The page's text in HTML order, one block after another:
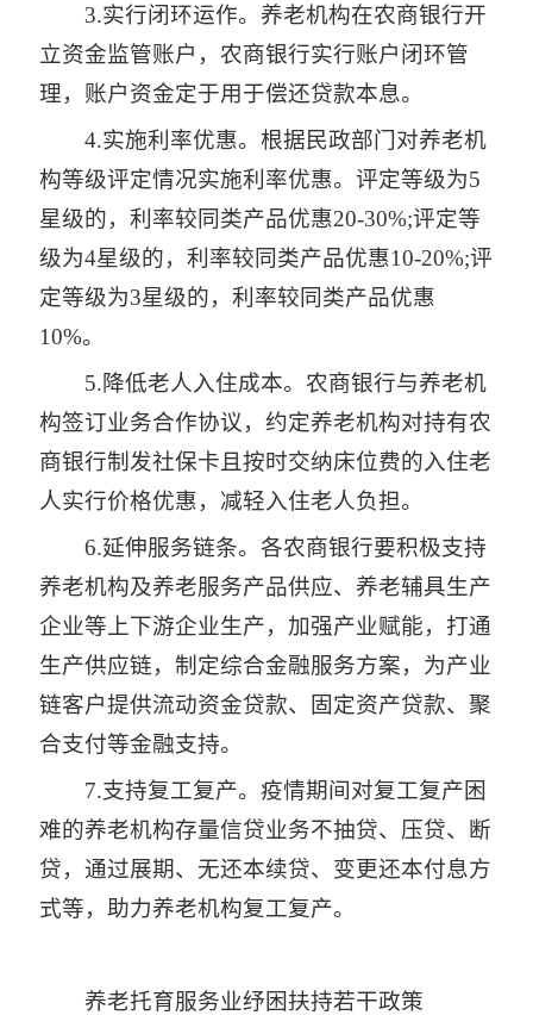
3.实行闭环运作。养老机构在农商银行开
立资金监管账户，农商银行实行账户闭环管
理，账户资金定于用于偿还贷款本息。
4.实施利率优惠。根据民政部门对养老机
构等级评定情况实施利率优惠。评定等级为5
星级的，利率较同类产品优惠20-30%;评定等
级为4星级的，利率较同类产品优惠10-20%;评
定等级为3星级的，利率较同类产品优惠
10%。
5.降低老人入住成本。农商银行与养老机
构签订业务合作协议，约定养老机构对持有农
商银行制发社保卡且按时交纳床位费的入住老
人实行价格优惠，减轻入住老人负担。
6.延伸服务链条。各农商银行要积极支持
养老机构及养老服务产品供应、养老辅具生产
企业等上下游企业生产，加强产业赋能，打通
生产供应链，制定综合金融服务方案，为产业
链客户提供流动资金贷款、固定资产贷款、聚
合支付等金融支持。
7.支持复工复产。疫情期间对复工复产困
难的养老机构存量信贷业务不抽贷、压贷、断
贷，通过展期、无还本续贷、变更还本付息方
式等，助力养老机构复工复产。
养老托育服务业纾困扶持若干政策